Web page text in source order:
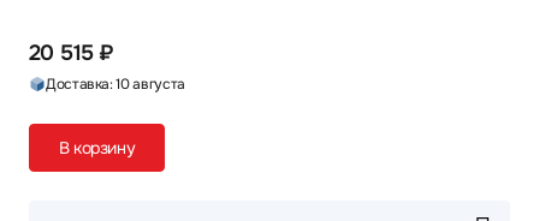
20 515 ₽
Доставка: 10 августа
В корзину